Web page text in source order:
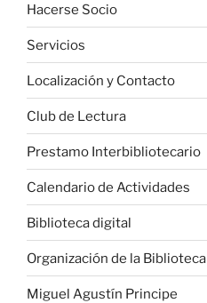
Hacerse Socio
Servicios
Localización y Contacto
Club de Lectura
Prestamo Interbibliotecario
Calendario de Actividades
Biblioteca digital
Organización de la Biblioteca
Miguel Agustín Principe